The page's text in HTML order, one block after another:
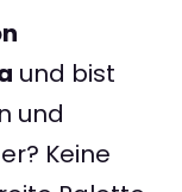
und bist
und
Keine